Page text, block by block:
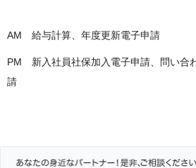
AM 給与計算、年度更新電子申請
PM 新入社員社保加入電子申請、問い合
請